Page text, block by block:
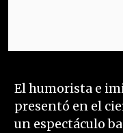
El humorista e
presentó en el
un espectáculo